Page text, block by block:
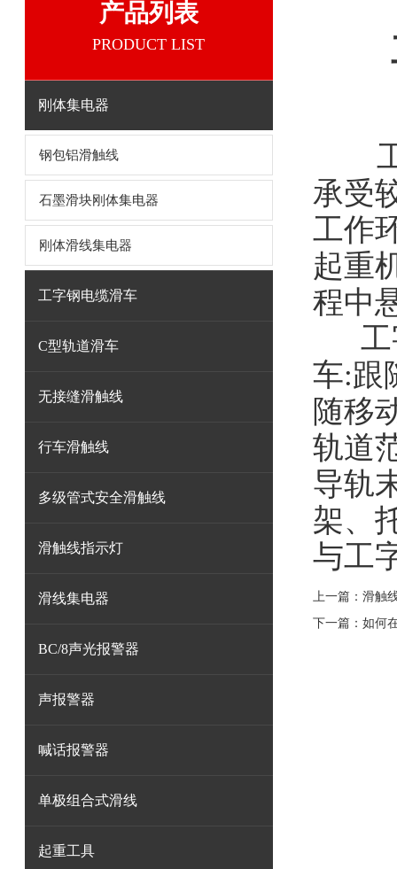
产品列表
PRODUCT LIST
刚体集电器
钢包铝滑触线
石墨滑块刚体集电器
刚体滑线集电器
工字钢电缆滑车
C型轨道滑车
无接缝滑触线
行车滑触线
多级管式安全滑触线
滑触线指示灯
滑线集电器
BC/8声光报警器
声报警器
喊话报警器
单极组合式滑线
起重工具
承受
工作
起重
程中
工
车:跟
随移
轨道
导轨
架、
与工
上一篇： 滑触
下一篇： 如何